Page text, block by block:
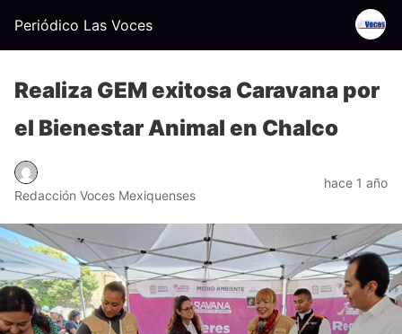
Periódico Las Voces
Realiza GEM exitosa Caravana por
el Bienestar Animal en Chalco
Redacción Voces Mexiquenses
hace 1 año